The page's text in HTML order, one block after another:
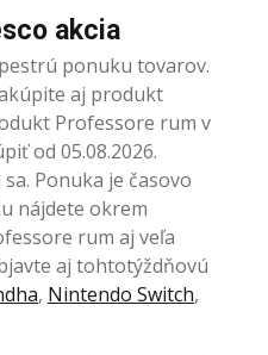
akcia
ponuku tovarov.
aj produkt
Professore rum v
od 05.08.2026.
Ponuka je časovo
nájdete okrem
rum aj veľa
aj tohtotýždňovú
, Nintendo Switch,